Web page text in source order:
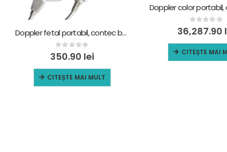
Doppler fetal portabil, contec baby sound c
0out of 5
350.90 lei
CITEȘTE MAI MULT
0out of 5
36,287.90
CITEȘTE MAI